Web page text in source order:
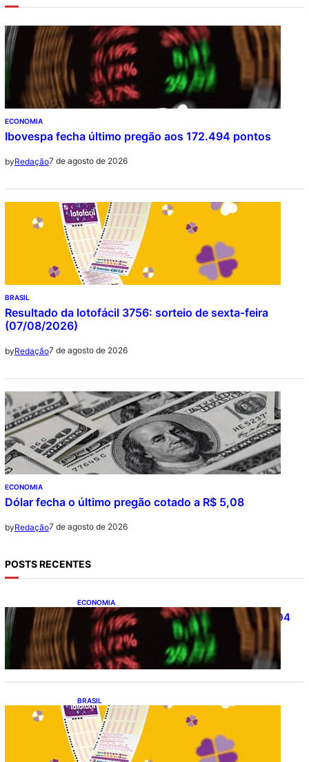
ECONOMIA
Ibovespa fecha último pregão aos 172.494 pontos
byRedação7 de agosto de 2026
BRASIL
Resultado da lotofácil 3756: sorteio de sexta-feira
(07/08/2026)
byRedação7 de agosto de 2026
ECONOMIA
Dólar fecha o último pregão cotado a R$ 5,08
byRedação7 de agosto de 2026
POSTS RECENTES
ECONOMIA
Ibovespa fecha último pregão aos 172.494
pontos
BRASIL
Resultado da lotofácil 3756: sorteio de
sexta-feira (07/08/2026)